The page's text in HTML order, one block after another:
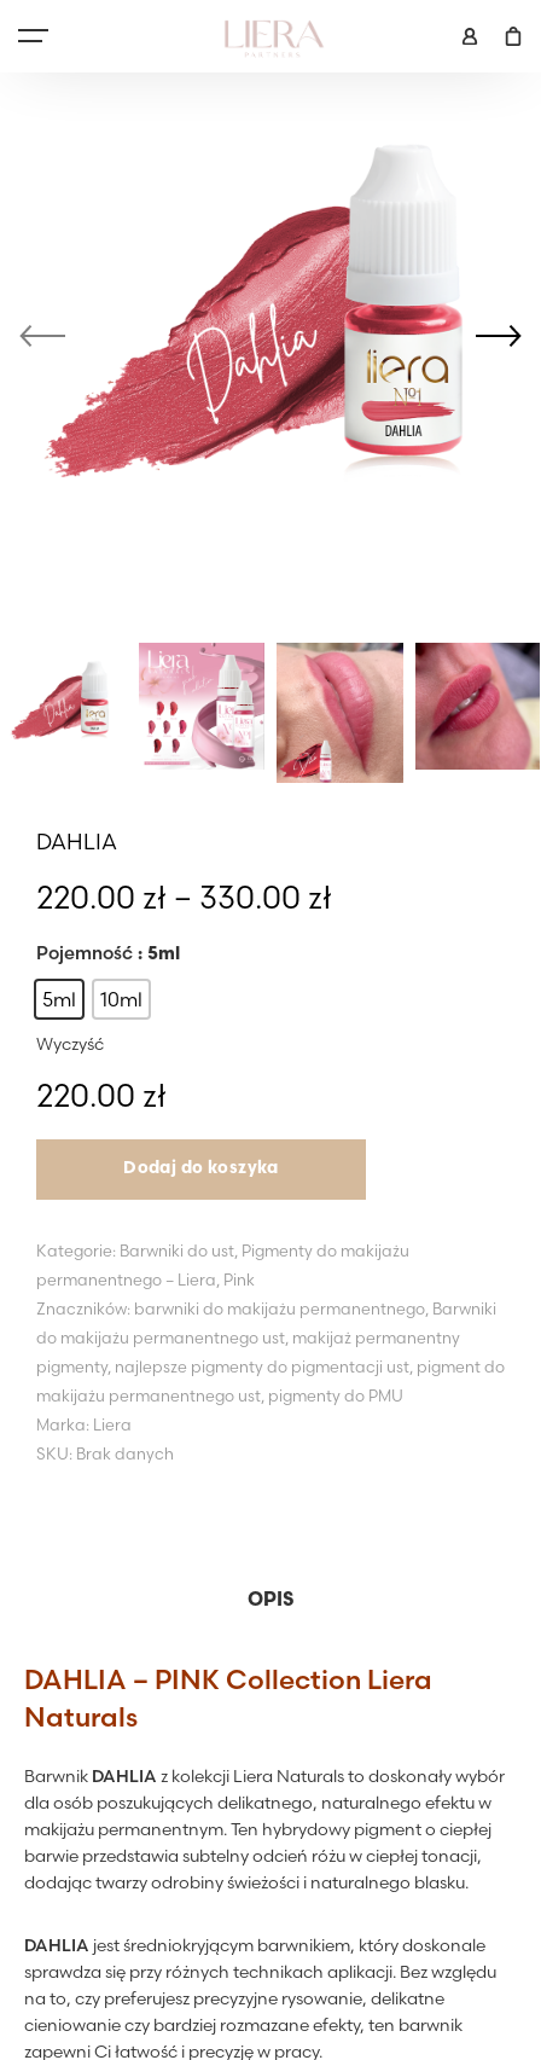
DAHLIA
220.00 zł – 330.00 zł
Pojemność : 5ml
5ml 10ml
Wyczyść
220.00 zł
Dodaj do koszyka
SKU: Brak danych
Kategorie: Barwniki do ust Pigmenty do makijażu
permanentnego – Liera Pink
Znaczników: barwniki do makijażu permanentnego Barwniki
do makijażu permanentnego ust makijaż permanentny
pigmenty, najlepsze pigmenty do pigmentacji ust pigment do
makijażu permanentnego ust pigmenty do PMU
Marka: Liera
OPIS
DAHLIA – PINK Collection Liera
Naturals
Barwnik DAHLIA z kolekcji Liera Naturals to doskonały wybór
dla osób poszukujących delikatnego, naturalnego efektu w
makijażu permanentnym. Ten hybrydowy pigment o ciepłej
barwie przedstawia subtelny odcień różu w ciepłej tonacji,
dodając twarzy odrobiny świeżości i naturalnego blasku.
DAHLIA jest średniokryjącym barwnikiem, który doskonale
sprawdza się przy różnych technikach aplikacji. Bez względu
na to, czy preferujesz precyzyjne rysowanie, delikatne
cieniowanie czy bardziej rozmazane efekty, ten barwnik
zapewni Ci łatwość i precyzję w pracy.